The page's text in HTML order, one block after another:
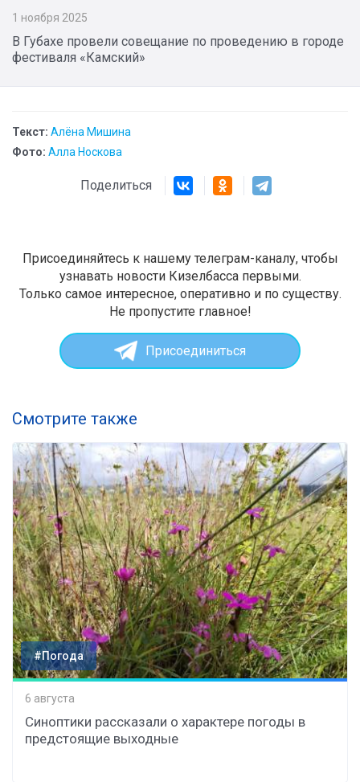
1 ноября 2025
В Губахе провели совещание по проведению в городе
фестиваля «Камский»
Текст: Алёна Мишина
Фото: Алла Носкова
Поделиться
Присоединяйтесь к нашему телеграм-каналу, чтобы
узнавать новости Кизелбасса первыми.
Только самое интересное, оперативно и по существу.
Не пропустите главное!
Присоединиться
Смотрите также
#Погода
6 августа
Синоптики рассказали о характере погоды в
предстоящие выходные